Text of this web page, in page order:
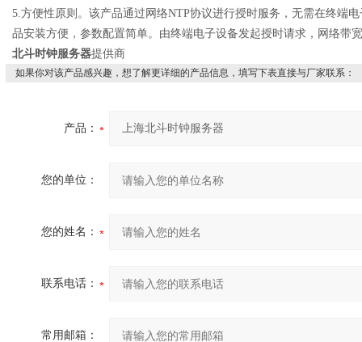
5.方便性原则。该产品通过网络NTP协议进行授时服务，无需在终端
品安装方便，参数配置简单。由终端电子设备发起授时请求，网络带
北斗时钟服务器提供商
如果你对该产品感兴趣，想了解更详细的产品信息，填写下表直接与厂家联系：
产品：
您的单位：
您的姓名：
联系电话：
常用邮箱：